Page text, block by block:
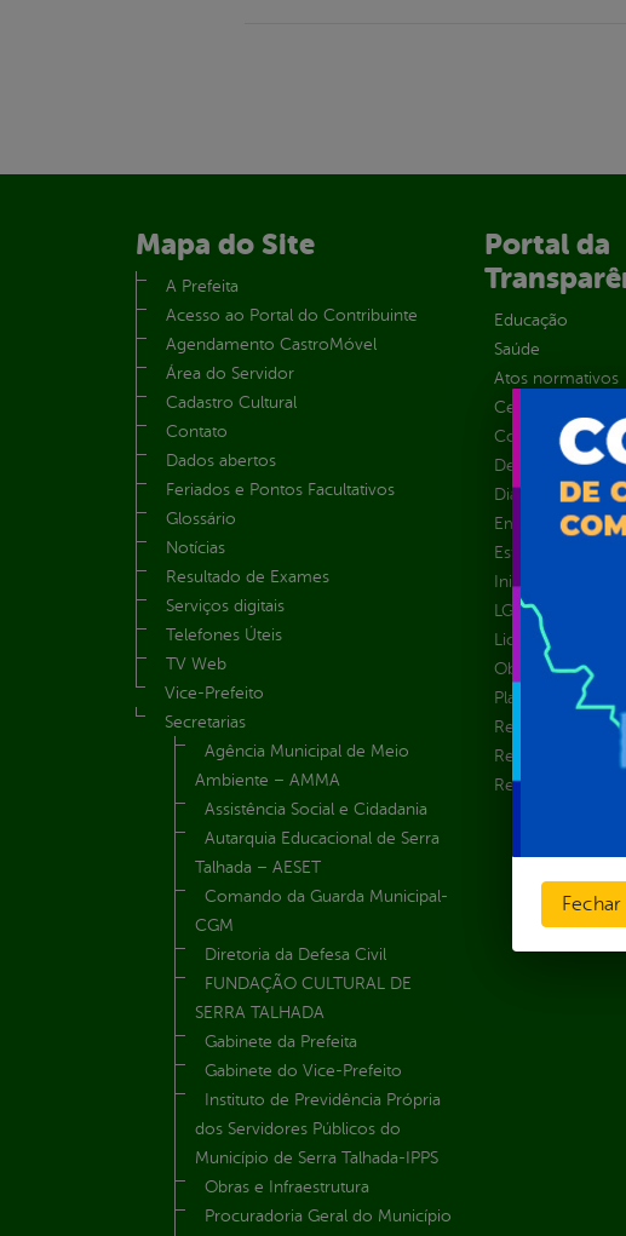
Mapa do Site
A Prefeita
Acesso ao Portal do Contribuinte
Agendamento CastroMóvel
Área do Servidor
Cadastro Cultural
Contato
Dados abertos
Feriados e Pontos Facultativos
Glossário
Notícias
Resultado de Exames
Serviços digitais
Telefones Úteis
TV Web
Vice-Prefeito
Secretarias
Agência Municipal de Meio
Ambiente – AMMA
Assistência Social e Cidadania
Autarquia Educacional de Serra
Talhada – AESET
Comando da Guarda Municipal-
CGM
Diretoria da Defesa Civil
FUNDAÇÃO CULTURAL DE
SERRA TALHADA
Gabinete da Prefeita
Gabinete do Vice-Prefeito
Instituto de Previdência Própria
dos Servidores Públicos do
Município de Serra Talhada-IPPS
Obras e Infraestrutura
Procuradoria Geral do Município
Portal da
Educação
Saúde
Atos normativos
Central de Dúvidas
Convênios e
Despesas
Diárias
Emendas
Estrutura
Inicio
LGPD e
Licitações e
Obras Públicas
Planejamento e
Receitas
Recursos
Renúncias de
Fechar